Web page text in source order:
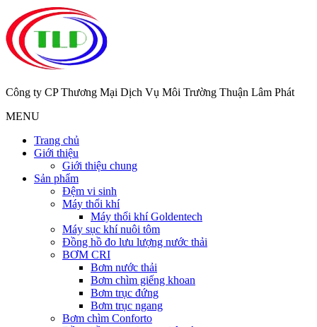
Công ty CP Thương Mại Dịch Vụ Môi Trường Thuận Lâm Phát
MENU
Trang chủ
Giới thiệu
Giới thiệu chung
Sản phẩm
Đệm vi sinh
Máy thổi khí
Máy thổi khí Goldentech
Máy sục khí nuôi tôm
Đồng hồ đo lưu lượng nước thải
BƠM CRI
Bơm nước thải
Bơm chìm giếng khoan
Bơm trục đứng
Bơm trục ngang
Bơm chìm Conforto